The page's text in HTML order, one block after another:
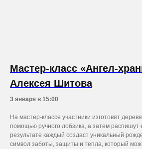
Мастер-класс «Ангел-
Алексея Шитова
3 января в 15:00
На мастер-классе участники изготовят
помощью ручного лобзика, а затем распишут
результате каждый создаст уникальный
символ заботы, защиты и тепла, который